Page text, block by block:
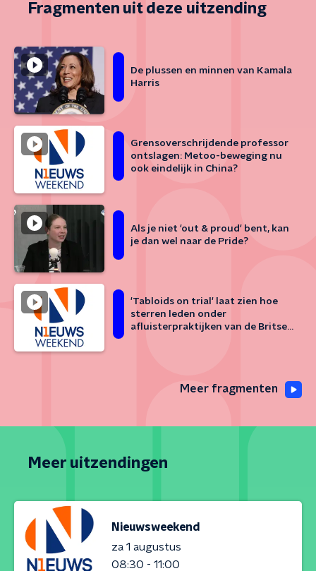
Fragmenten uit deze uitzending
De plussen en minnen van Kamala
Harris
Grensoverschrijdende professor
ontslagen: Metoo-beweging nu
ook eindelijk in China?
Als je niet 'out & proud' bent, kan
je dan wel naar de Pride?
'Tabloids on trial' laat zien hoe
sterren leden onder
afluisterpraktijken van de Britse
Meer fragmenten
Meer uitzendingen
Nieuwsweekend
za 1 augustus
08:30 - 11:00